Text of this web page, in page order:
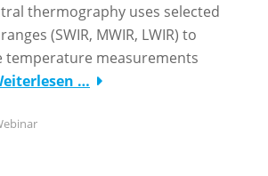
thermography uses selected
(SWIR, MWIR, LWIR) to
temperature measurements
…